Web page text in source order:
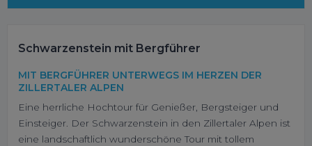
Schwarzenstein mit Bergführer
MIT BERGFÜHRER UNTERWEGS IM HERZEN DER
ZILLERTALER ALPEN
Eine herrliche Hochtour für Genießer, Bergsteiger und
Einsteiger. Der Schwarzenstein in den Zillertaler Alpen ist
eine landschaftlich wunderschöne Tour mit tollem